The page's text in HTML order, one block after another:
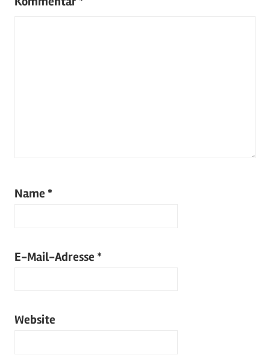
Name *
E-Mail-Adresse *
Website